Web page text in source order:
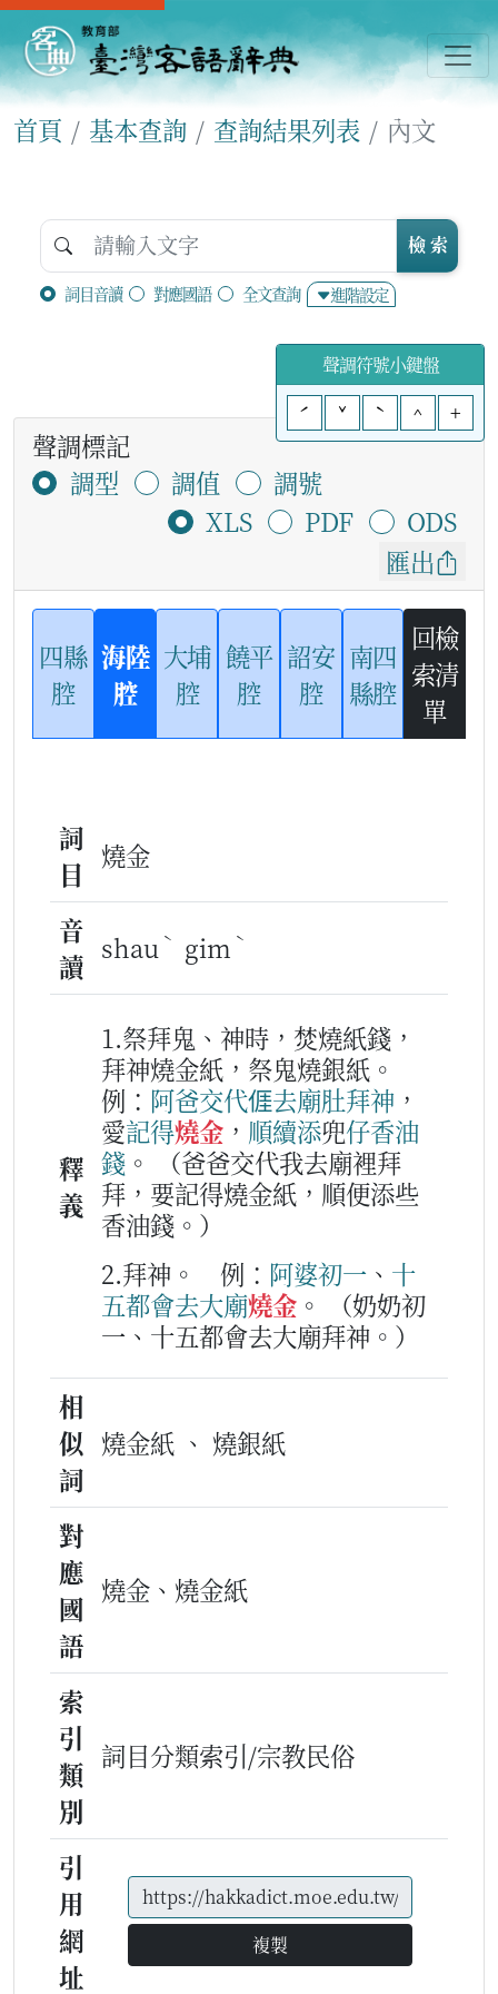
首頁 基本查詢 查詢結果列表 內文
詞目音讀 對應國語 全文查詢 進階設定
檢 索
聲調符號小鍵盤
ˊ
ˇ ˋ ^ +
聲調標記
調型
調值
調號
XLS
PDF
ODS
匯出
四縣
腔
海陸
腔
大埔
腔
饒平
腔
詔安
腔
南四
縣腔
回檢
索清
單
詞
目
燒金
音
讀
shau ˋ gim ˋ
釋
義
1.祭拜鬼、神時，焚燒紙錢，
拜神燒金紙，祭鬼燒銀紙。
例： 阿爸交代𠊎去廟肚拜神 ，
愛記得燒金 ， 順續添兜仔香油
錢 。
（爸爸交代我去廟裡拜
拜，要記得燒金紙，順便添些
香油錢。）
2.拜神。
例： 阿婆初一 、 十
五都會去大廟燒金 。
（奶奶初
一、十五都會去大廟拜神。）
相
似
詞
燒金紙 、 燒銀紙
對
應
國
語
燒金、燒金紙
索
引
類
別
詞目分類索引/宗教民俗
引
用
網
址
複製